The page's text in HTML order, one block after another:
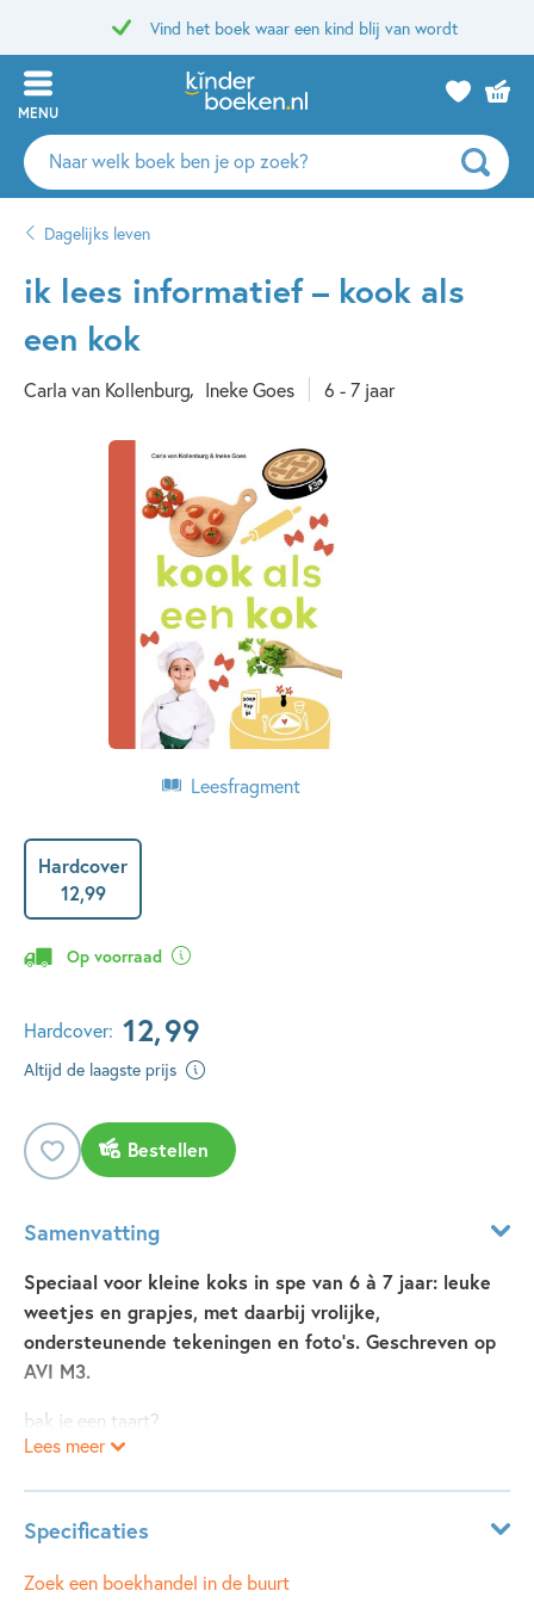
Vind het boek waar een kind blij van wordt
MENU
Zoeken
naar
auteurs
uitgevers
Dagelijks leven
ik lees informatief – kook als
een kok
Carla van Kollenburg Ineke Goes 6 - 7 jaar
Leesfragment
Hardcover
12,99
Op voorraad
Hardcover: 12,99
Altijd de laagste prijs
Bestellen
Samenvatting
Speciaal voor kleine koks in spe van 6 à 7 jaar: leuke
weetjes en grapjes, met daarbij vrolijke,
ondersteunende tekeningen en foto’s. Geschreven op
AVI M3.
bak je een taart?
of help je met de soep?
en kies zelf de smaak.
geef je gast de kaart.
Lees meer
Specificaties
Leeftijdsindicatie: 6 - 7 jaar
Zoek een boekhandel in de buurt